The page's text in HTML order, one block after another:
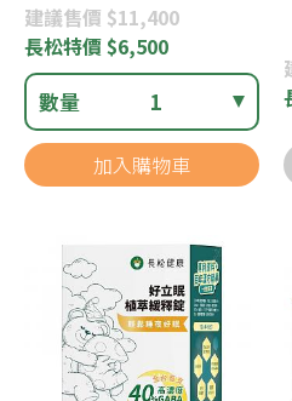
建議售價 $11,400
長松特價 $6,500
數量 1
加入購物車